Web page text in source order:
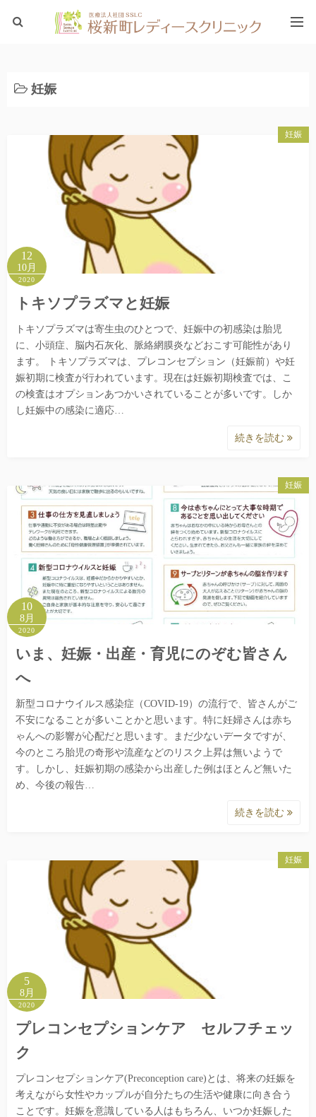
ブログTOP
妊娠
妊娠
12
10月
2020
トキソプラズマと妊娠
トキソプラズマは寄生虫のひとつで、妊娠中の初感染は胎児
に、小頭症、脳内石灰化、脈絡網膜炎などおこす可能性があり
ます。 トキソプラズマは、プレコンセプション（妊娠前）や妊
娠初期に検査が行われています。現在は妊娠初期検査では、こ
の検査はオプションあつかいされていることが多いです。しか
し妊娠中の感染に適応…
続きを読む
妊娠
10
8月
2020
いま、妊娠・出産・育児にのぞむ皆さん
へ
新型コロナウイルス感染症（COVID-19）の流行で、皆さんがご
不安になることが多いことかと思います。特に妊婦さんは赤ち
ゃんへの影響が心配だと思います。まだ少ないデータですが、
今のところ胎児の奇形や流産などのリスク上昇は無いようで
す。しかし、妊娠初期の感染から出産した例はほとんど無いた
め、今後の報告…
続きを読む
妊娠
5
8月
2020
プレコンセプションケア セルフチェッ
ク
プレコンセプションケア(Preconception care)とは、将来の妊娠を
考えながら女性やカップルが自分たちの生活や健康に向き合う
ことです。妊娠を意識している人はもちろん、いつか妊娠した